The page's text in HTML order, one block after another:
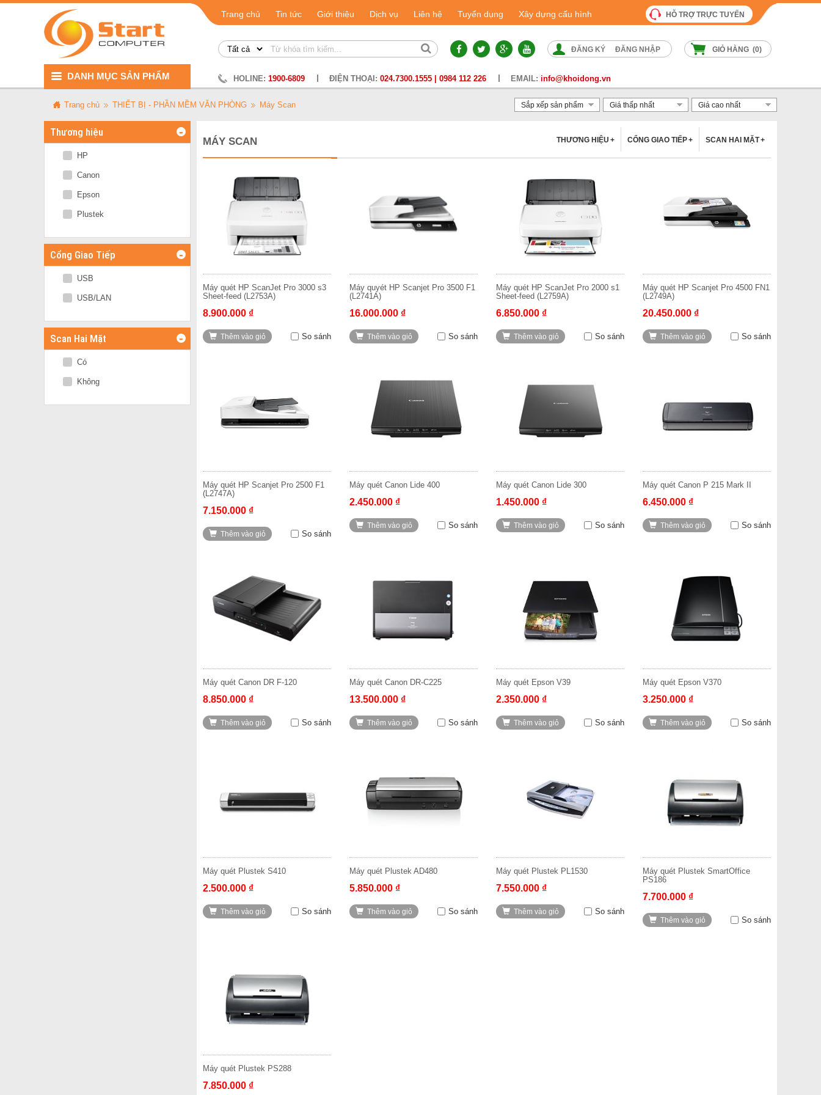
DANH MỤC SẢN PHẨM
Trang chủ Tin tức Giới thiệu Dịch vụ Liên hệ Tuyển dụng Xây dựng cấu hình HỖ TRỢ TRỰC TUYẾN
ĐĂNG KÝ ĐĂNG NHẬP GIỎ HÀNG (0)
HOLINE: 1900-6809 ĐIỆN THOẠI: 024.7300.1555 | 0984 112 226 EMAIL: info@khoidong.vn
Trang chủ THIẾT BỊ - PHẦN MỀM VĂN PHÒNG Máy Scan Sắp xếp sản phẩm Giá thấp nhất Giá cao nhất
Thương hiệu -
HP
Canon
Epson
Plustek
Cổng Giao Tiếp -
USB
USB/LAN
Scan Hai Mặt -
Có
Không
MÁY SCAN THƯƠNG HIỆU + CỔNG GIAO TIẾP+ SCAN HAI MẶT+
Máy quét HP ScanJet Pro 3000 s3
Sheet-feed (L2753A)
8.900.000 ₫
Thêm vào giỏ So sánh
Máy quyét HP Scanjet Pro 3500 F1
(L2741A)
16.000.000 ₫
Thêm vào giỏ So sánh
Máy quét HP ScanJet Pro 2000 s1
Sheet-feed (L2759A)
6.850.000 ₫
Thêm vào giỏ So sánh
Máy quét HP Scanjet Pro 4500 FN1
(L2749A)
20.450.000 ₫
Thêm vào giỏ So sánh
Máy quét HP Scanjet Pro 2500 F1
(L2747A)
7.150.000 ₫
Thêm vào giỏ So sánh
Máy quét Canon Lide 400
2.450.000 ₫
Thêm vào giỏ So sánh
Máy quét Canon Lide 300
1.450.000 ₫
Thêm vào giỏ So sánh
Máy quét Canon P 215 Mark II
6.450.000 ₫
Thêm vào giỏ So sánh
Máy quét Canon DR F-120
8.850.000 ₫
Thêm vào giỏ So sánh
Máy quét Canon DR-C225
13.500.000 ₫
Thêm vào giỏ So sánh
Máy quét Epson V39
2.350.000 ₫
Thêm vào giỏ So sánh
Máy quét Epson V370
3.250.000 ₫
Thêm vào giỏ So sánh
Máy quét Plustek S410
2.500.000 ₫
Thêm vào giỏ So sánh
Máy quét Plustek AD480
5.850.000 ₫
Thêm vào giỏ So sánh
Máy quét Plustek PL1530
7.550.000 ₫
Thêm vào giỏ So sánh
Máy quét Plustek SmartOffice
PS186
7.700.000 ₫
Thêm vào giỏ So sánh
Máy quét Plustek PS288
7.850.000 ₫